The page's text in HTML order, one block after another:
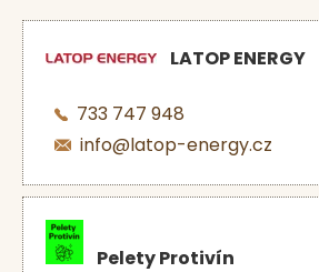
LATOP ENERGY
733 747 948
info@latop-energy.cz
Pelety Protivín